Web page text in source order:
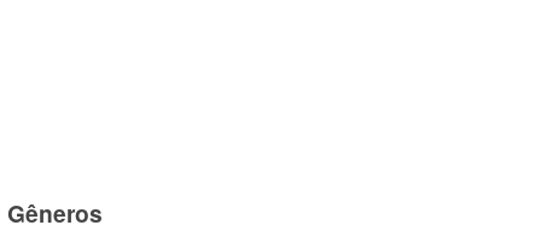
Gêneros